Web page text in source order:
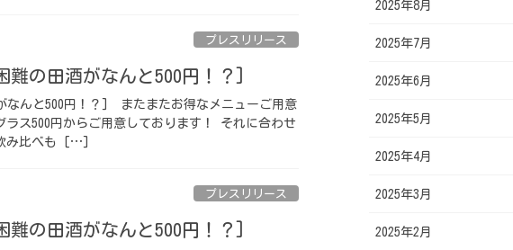
プレスリリース
難の田酒がなんと500円！？]
なんと500円！？] ⁡ またまたお得なメニューご用意
ス500円からご用意しております！ それに合わせ
み比べも […]
プレスリリース
難の田酒がなんと500円！？]
2025年8月
2025年7月
2025年6月
2025年5月
2025年4月
2025年3月
2025年2月